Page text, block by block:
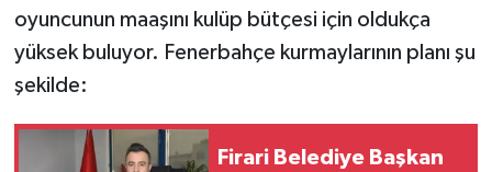
oyuncunun maaşını kulüp bütçesi için oldukça
yüksek buluyor. Fenerbahçe kurmaylarının planı şu
şekilde:
Firari Belediye Başkan